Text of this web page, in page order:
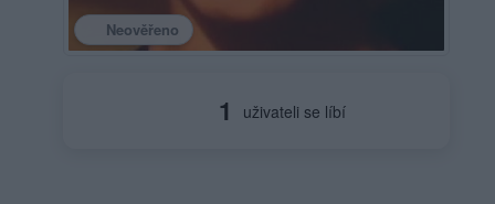
Neověřeno
1 uživateli se líbí